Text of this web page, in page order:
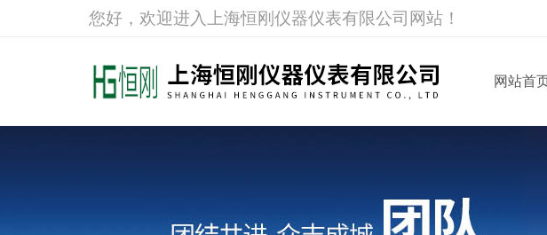
您好，欢迎进入上海恒刚仪器仪表有限公司网站！
网站首